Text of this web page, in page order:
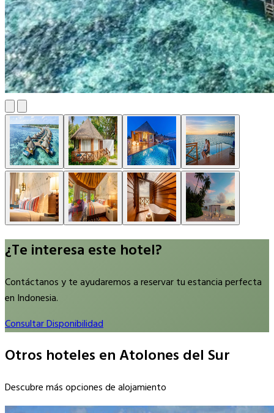
¿Te interesa este hotel?
Contáctanos y te ayudaremos a reservar tu estancia perfecta
en Indonesia.
Consultar Disponibilidad
Otros hoteles en Atolones del Sur
Descubre más opciones de alojamiento